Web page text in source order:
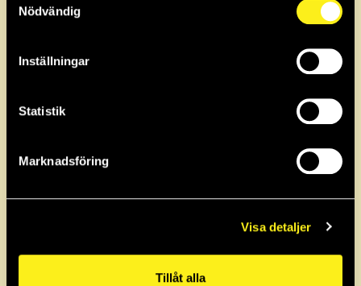
Nödvändig
Inställningar
Statistik
Marknadsföring
Visa detaljer
Tillåt alla
2025
2024
2023